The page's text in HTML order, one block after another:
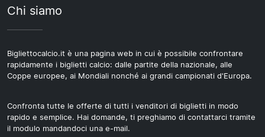
Chi siamo
Bigliettocalcio.it è una pagina web in cui è possibile confrontare
rapidamente i biglietti calcio: dalle partite della nazionale, alle
Coppe europee, ai Mondiali nonché ai grandi campionati d'Europa.
Confronta tutte le offerte di tutti i venditori di biglietti in modo
rapido e semplice. Hai domande, ti preghiamo di contattarci tramite
il modulo mandandoci una e-mail.